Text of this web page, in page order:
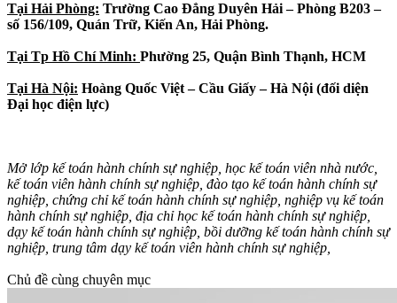
Tại Hải Phòng: Trường Cao Đẳng Duyên Hải – Phòng B203 –
số 156/109, Quán Trữ, Kiến An, Hải Phòng.
Tại Tp Hồ Chí Minh: Phường 25, Quận Bình Thạnh, HCM
Tại Hà Nội: Hoàng Quốc Việt – Cầu Giấy – Hà Nội (đối diện
Đại học điện lực)
Mở lớp kế toán hành chính sự nghiệp, học kế toán viên nhà nước,
kế toán viên hành chính sự nghiệp, đào tạo kế toán hành chính sự
nghiệp, chứng chỉ kế toán hành chính sự nghiệp, nghiệp vụ kế toán
hành chính sự nghiệp, địa chỉ học kế toán hành chính sự nghiệp,
dạy kế toán hành chính sự nghiệp, bồi dưỡng kế toán hành chính sự
nghiệp, trung tâm dạy kế toán viên hành chính sự nghiệp,
Chủ đề cùng chuyên mục